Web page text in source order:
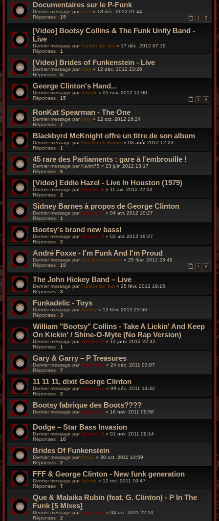
Documentaires sur le P-Funk
Dernier message par kata « 18 déc. 2012 01:44
Réponses : 19 1 2
[Video] Bootsy Collins & The Funk Unity Band -
Live
Dernier message par Funkin' for fun « 17 déc. 2012 07:19
Réponses : 1
[Video] Brides of Funkenstein - Live
Dernier message par kata « 12 déc. 2012 23:26
Réponses : 5
George Clinton's Hand...
Dernier message parAdriok « 05 nov. 2012 12:00
Réponses : 15 1 2
RonKat Spearman - The One
Dernier message par kata « 12 oct. 2012 18:24
Réponses : 7
Blackbyrd McKnight offre un titre de son album
Dernier message parDoc Emett Brown « 03 août 2012 12:23
Réponses : 1
45 rare des Parliaments : gare à l'embrouille !
Dernier message par Karim75 « 23 juin 2012 13:17
Réponses : 6
[Video] Eddie Hazel - Live In Houston (1979)
Dernier message parWonder B « 11 avr. 2012 22:03
Réponses : 2
Sidney Barnes à propos de George Clinton
Dernier message par Wonder B « 04 avr. 2012 10:27
Réponses : 1
Bootsy's brand new bass!
Dernier message parWonder B « 02 avr. 2012 19:27
Réponses : 2
André Foxxe - I'm Funk And I'm Proud
Dernier message par Doc Emett Brown « 25 févr. 2012 23:49
Réponses : 19 1 2
The John Hickey Band – Live
Dernier message parFunkin' for fun « 25 févr. 2012 19:15
Réponses : 3
Funkadelic - Toys
Dernier message par Mutiny « 12 févr. 2012 23:56
Réponses : 3
William "Bootsy" Collins - Take A Lickin' And Keep
On Kickin' / Shine-O-Myte (No Rap Version)
Dernier message par Wonder B « 12 janv. 2012 22:32
Réponses : 1
Gary & Garry – P Treasures
Dernier message par funkiness « 24 déc. 2011 03:07
Réponses : 7
11 11 11, dixit George Clinton
Dernier message parfunkiness « 09 déc. 2011 14:32
Réponses : 2
Bootsy fabrique des Boots????
Dernier message par Wonder B « 16 nov. 2011 09:58
Dodge – Star Bass Invasion
Dernier message parWonder B « 01 nov. 2011 09:14
Réponses : 10
Brides Of Funkenstein
Dernier message par funka « 30 oct. 2011 14:59
Réponses : 2
FFF & George Clinton - New funk generation
Dernier message par Adriok « 12 oct. 2011 10:47
Réponses : 7
Que & Malaika Rubin (feat. G. Clinton) - P In The
Funk [5 Mixes]
Dernier message par funkiness « 04 oct. 2011 22:10
Réponses : 2